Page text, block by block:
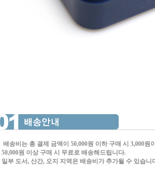
배송비는 총 결제 금액이 50,000원 이하 구매 시 3,000원
50,000원 이상 구매 시 무료로 배송해드립니다.
일부 도서, 산간, 오지 지역은 배송비가 추가될 수 있습니